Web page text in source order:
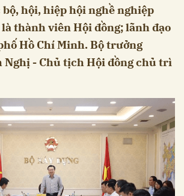
bộ, hội, hiệp hội nghề nghiệp
thành viên Hội đồng; lãnh đạo
Hồ Chí Minh. Bộ trưởng
Nghị - Chủ tịch Hội đồng chủ trì